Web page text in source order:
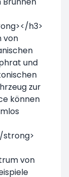
h3>
von
und
zur
können
strong>
von